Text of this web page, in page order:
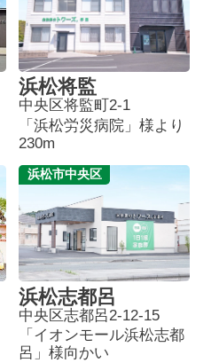
浜松将監
中央区将監町2-1
「浜松労災病院」様より
230m
浜松市中央区
浜松志都呂
中央区志都呂2-12-15
「イオンモール浜松志都
呂」様向かい